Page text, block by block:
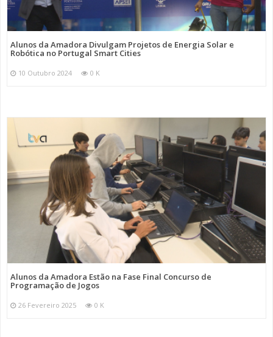
Alunos da Amadora Divulgam Projetos de Energia Solar e
Robótica no Portugal Smart Cities
10 Outubro 2024 0 K
Alunos da Amadora Estão na Fase Final Concurso de
Programação de Jogos
26 Fevereiro 2025 0 K